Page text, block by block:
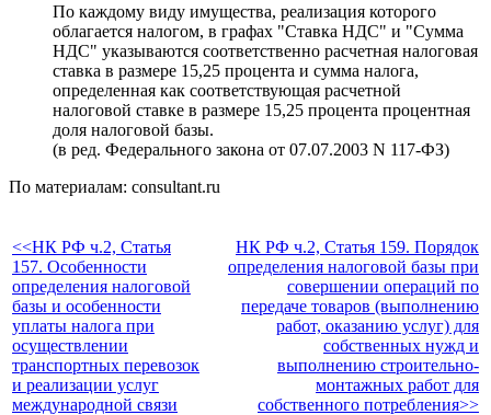
По каждому виду имущества, реализация которого
облагается налогом, в графах "Ставка НДС" и "Сумма
НДС" указываются соответственно расчетная налоговая
ставка в размере 15,25 процента и сумма налога,
определенная как соответствующая расчетной
налоговой ставке в размере 15,25 процента процентная
доля налоговой базы.
(в ред. Федерального закона от 07.07.2003 N 117-ФЗ)
По материалам: consultant.ru
<<НК РФ ч.2, Статья
157. Особенности
определения налоговой
базы и особенности
уплаты налога при
осуществлении
транспортных перевозок
и реализации услуг
международной связи
НК РФ ч.2, Статья 159. Порядок
определения налоговой базы при
совершении операций по
передаче товаров (выполнению
работ, оказанию услуг) для
собственных нужд и
выполнению строительно-
монтажных работ для
собственного потребления>>